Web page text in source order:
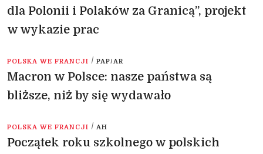
dla Polonii i Polaków za Granicą”, projekt
w wykazie prac
POLSKA WE FRANCJI / PAP/AR
Macron w Polsce: nasze państwa są
bliższe, niż by się wydawało
POLSKA WE FRANCJI / AH
Początek roku szkolnego w polskich